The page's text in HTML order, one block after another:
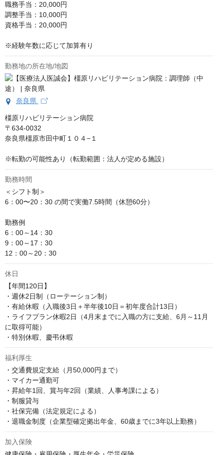
職務手当：20,000円
調整手当：10,000円
資格手当：20,000円
※経験年数に応じて加算有り
勤務地の所在地/地図
奈良県
橿原リハビリテーション病院
〒634-0032
奈良県橿原市田中町１０４−１
※転勤の可能性あり（転勤範囲：法人が定める施設）
勤務時間
＜シフト制＞
6：00〜20：30 の間で実働7.5時間（休憩60分）
勤務例
6：00～14：30
9：00～17：30
12：00～20：30
休日
【年間120日】
・週休2日制（ローテーション制）
・有給休暇（入職後3日＋半年後10日＝初年度合計13日）
・ライフプラン休暇2日（4月末までに入職の方に支給、6月～11月
に取得可能）
・特別休暇、慶弔休暇
福利厚生
・交通費規定支給（月50,000円まで）
・マイカー通勤可
・昇給年1回、賞与年2回（業績、人事考課による）
・制服貸与
・社保完備（法定規定による）
・退職金制度（企業型確定拠出年金、60歳までに3年以上勤務）
加入保険